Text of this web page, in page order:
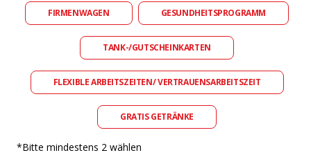
FIRMENWAGEN GESUNDHEITSPROGRAMM
TANK-/GUTSCHEINKARTEN
FLEXIBLE ARBEITSZEITEN/ VERTRAUENSARBEITSZEIT
GRATIS GETRÄNKE
*Bitte mindestens 2 wählen